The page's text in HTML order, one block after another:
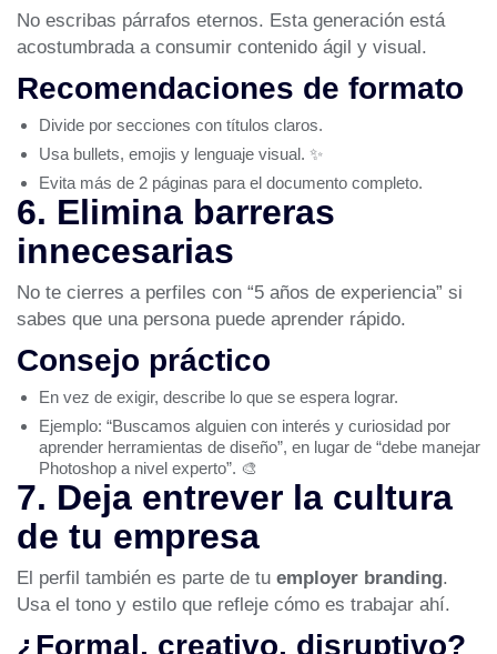
No escribas párrafos eternos. Esta generación está
acostumbrada a consumir contenido ágil y visual.
Recomendaciones de formato
Divide por secciones con títulos claros.
Usa bullets, emojis y lenguaje visual. ✨
Evita más de 2 páginas para el documento completo.
6. Elimina barreras
innecesarias
No te cierres a perfiles con “5 años de experiencia” si
sabes que una persona puede aprender rápido.
Consejo práctico
En vez de exigir, describe lo que se espera lograr.
Ejemplo: “Buscamos alguien con interés y curiosidad por
aprender herramientas de diseño”, en lugar de “debe manejar
Photoshop a nivel experto”. 🎨
7. Deja entrever la cultura
de tu empresa
El perfil también es parte de tu employer branding.
Usa el tono y estilo que refleje cómo es trabajar ahí.
¿Formal, creativo, disruptivo?